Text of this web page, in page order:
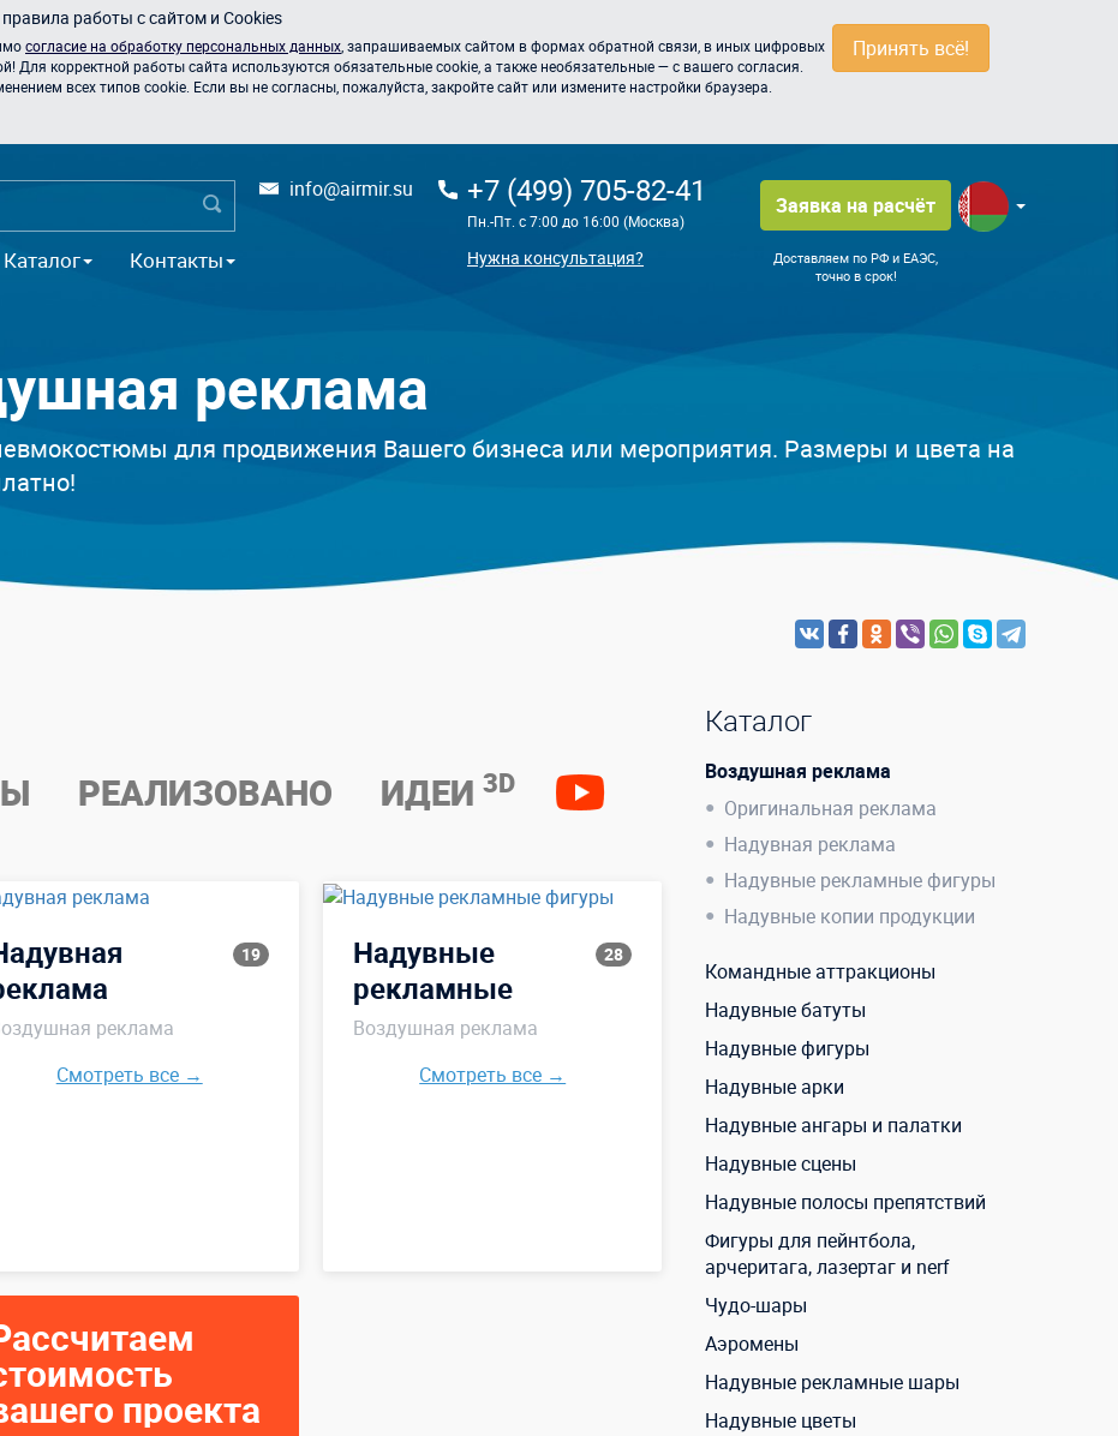
Принять всё!
работы с сайтом и Cookies
согласие на обработку персональных данных , запрашиваемых сайтом в формах обратной связи, в иных цифровых
Для корректной работы сайта используются обязательные cookie, а также необязательные — с вашего согласия.
всех типов cookie. Если вы не согласны, пожалуйста, закройте сайт или измените настройки браузера.
Каталог Контакты
info@airmir.su +7 (499) 705-82-41
Пн.-Пт. с 7:00 до 16:00 (Москва)
Нужна консультация?
Заявка на расчёт
Доставляем по РФ и ЕАЭС,
точно в срок!
реклама
для продвижения Вашего бизнеса или мероприятия. Размеры и цвета на
РЕАЛИЗОВАНО ИДЕИ 3D
19
реклама
Смотреть все →
28
Надувные
рекламные
фигуры
Воздушная реклама
Смотреть все →
проекта
Каталог
Воздушная реклама
Оригинальная реклама
Надувная реклама
Надувные рекламные фигуры
Надувные копии продукции
Командные аттракционы
Надувные батуты
Надувные фигуры
Надувные арки
Надувные ангары и палатки
Надувные сцены
Надувные полосы препятствий
Фигуры для пейнтбола,
арчеритага, лазертаг и nerf
Чудо-шары
Аэромены
Надувные рекламные шары
Надувные цветы